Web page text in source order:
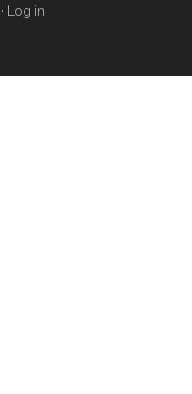
· Log in